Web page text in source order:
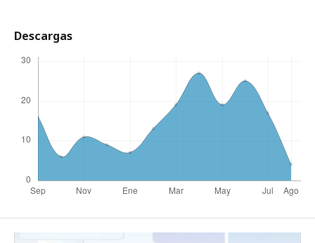
Descargas